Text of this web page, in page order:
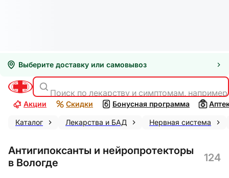
Выберите доставку или самовывоз
Поиск по лекарству и симптомам,
Акции Скидки Бонусная программа
Каталог Лекарства и БАД Нервная система
Антигипоксанты и нейропротекторы
в Вологде
124